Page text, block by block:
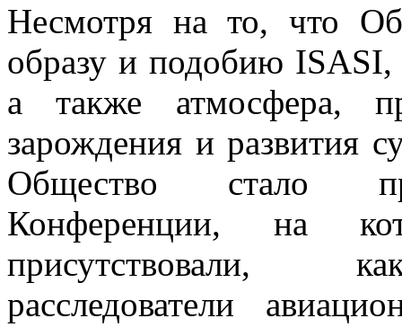
Несмотря на то, что
образу и подобию ISASI,
а также атмосфера,
зарождения и развития
Общество стало
Конференции, на
присутствовали,
расследователи